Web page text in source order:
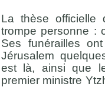
La thèse officielle
trompe personne :
Ses funérailles
Jérusalem
est là, ainsi que
premier ministre